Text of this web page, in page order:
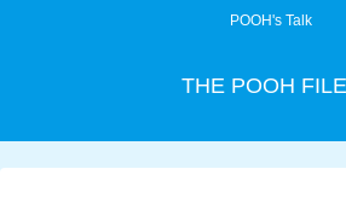
POOH's Talk
THE POOH